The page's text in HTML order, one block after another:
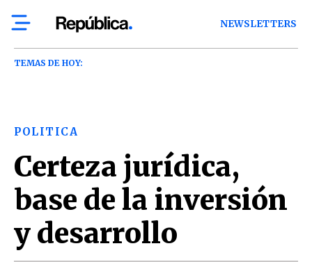
NEWSLETTERS
TEMAS DE HOY:
POLITICA
Certeza jurídica,
base de la inversión
y desarrollo